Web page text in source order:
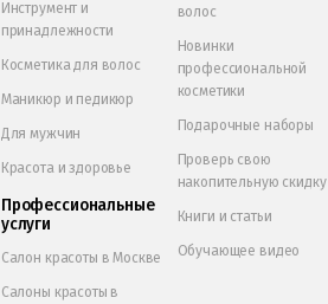
Инструмент и
принадлежности
Косметика для волос
Маникюр и педикюр
Для мужчин
Красота и здоровье
Профессиональные
услуги
Салон красоты в Москве
Салоны красоты в
волос
Новинки
профессиональной
косметики
Подарочные наборы
Проверь свою
накопительную скидку
Книги и статьи
Обучающее видео